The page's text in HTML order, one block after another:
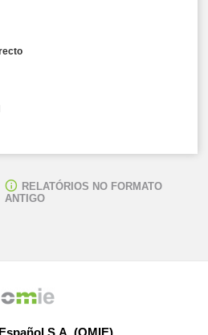
RELATÓRIOS NO FORMATO
ANTIGO
S.A. (OMIE)